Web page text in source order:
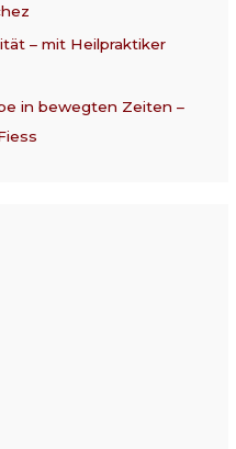
– mit Heilpraktiker
in bewegten Zeiten –